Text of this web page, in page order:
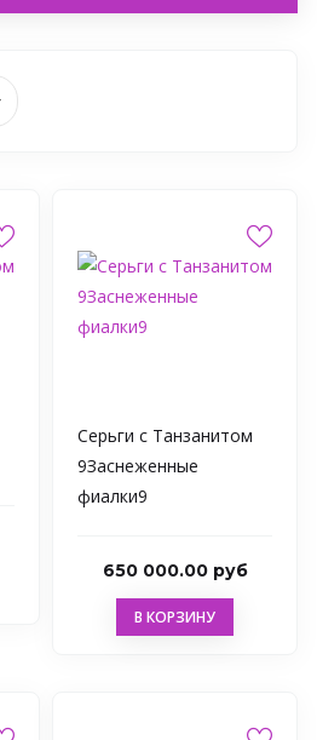
Серьги с Танзанитом
9Заснеженные
фиалки9
650 000.00 руб
В КОРЗИНУ